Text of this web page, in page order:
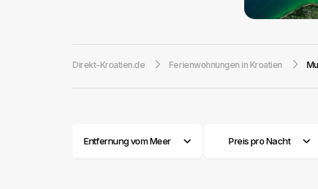
Tourismus und
Die Insel hat
beiden
Unterkünfte
wunderschön,
möchten, da Sie
Direkt-Kroatien.de Ferienwohnungen in Kroatien
Entfernung vom Meer Preis pro Nacht